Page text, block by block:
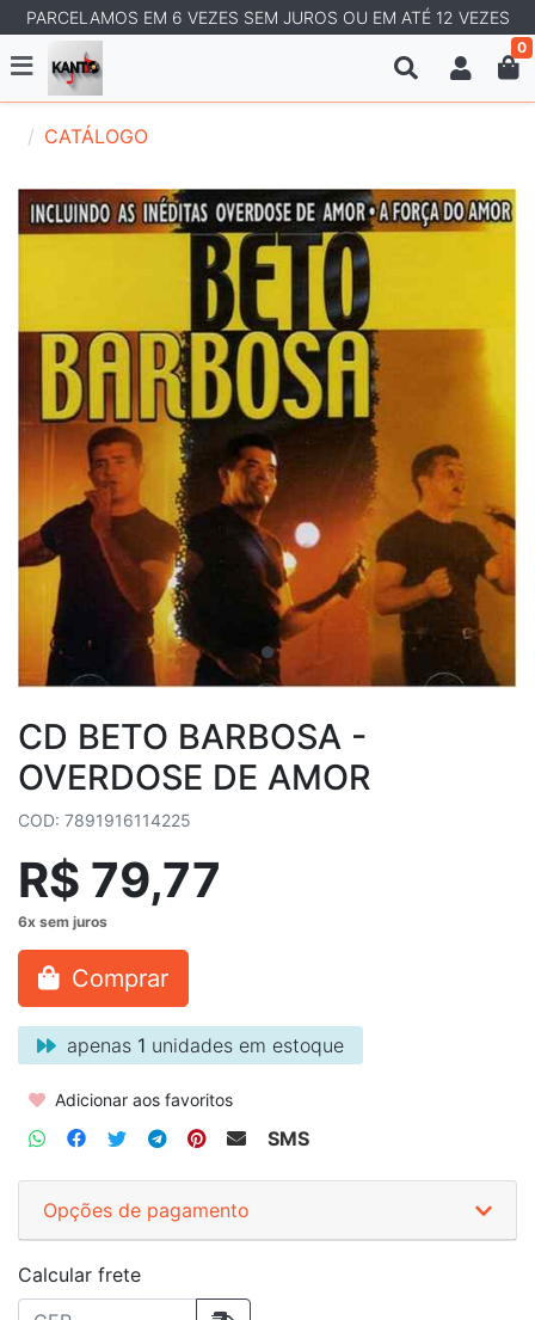
PARCELAMOS EM 6 VEZES SEM JUROS OU EM ATÉ 12 VEZES
0
CATÁLOGO
CD BETO BARBOSA -
OVERDOSE DE AMOR
COD: 7891916114225
R$ 79,77
Comprar
apenas 1 unidades em estoque
Adicionar aos favoritos
SMS
Opções de pagamento
Calcular frete